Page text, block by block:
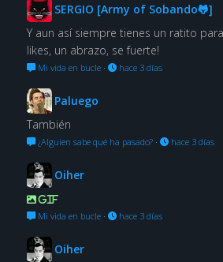
SERGIO [Army of Sobando🐸]
Y aun así siempre tienes un ratito
likes, un abrazo, se fuerte!
Mi vida en bucle· hace 3 días
Paluego
También
¿Alguien sabe qué ha pasado?· hace 3 días
Oiher
GIF
Mi vida en bucle· hace 3 días
Oiher